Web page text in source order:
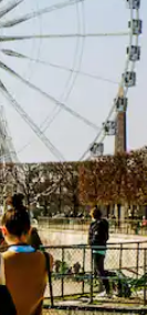
o explora